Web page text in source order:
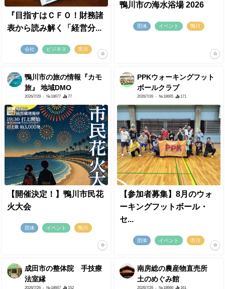
『目指すはＣＦＯ！財務諸
表から読み解く「経営分...
会社 ビジネス 市川
鴨川市の海水浴場 2026
団体 イベント 鴨川
鴨川市の旅の情報『カモ
旅』 地域DMO
2026/7/29 - №18677 77
【開催決定！】鴨川市民花
火大会
団体 イベント 鴨川
PPKウォーキングフット
ボールクラブ
2026/7/26 - №18665 171
【参加者募集】8月のウォ
ーキングフットボール・
セ...
団体 イベント 市川
成田市の整体院 手技療
法室縁
2026/7/26 - №18667 152
南房総の農産物直売所
土のめぐみ館
2026/7/26 - №18666 161